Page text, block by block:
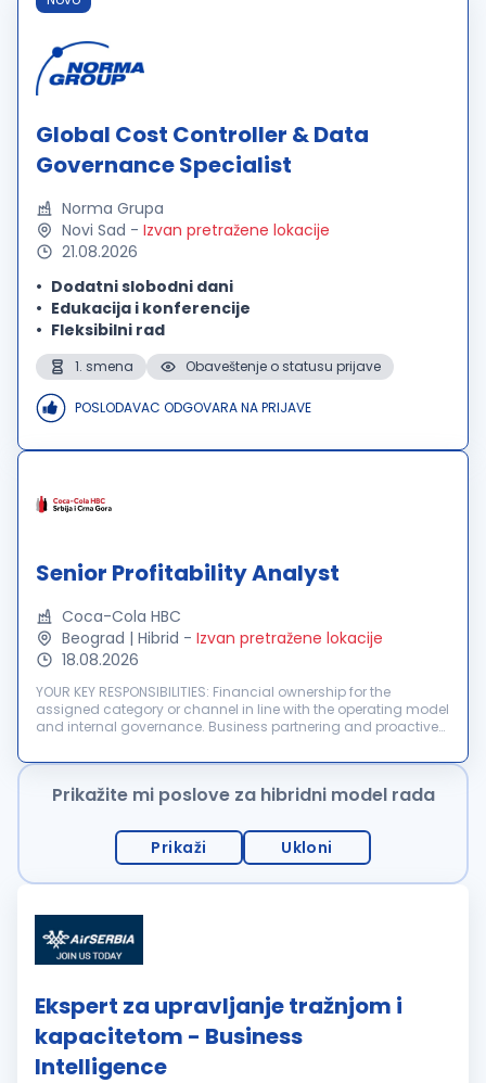
Global Cost Controller & Data
Governance Specialist
Norma Grupa
Novi Sad - Izvan pretražene lokacije
21.08.2026
Dodatni slobodni dani
Edukacija i konferencije
Fleksibilni rad
1. smena Obaveštenje o statusu prijave
POSLODAVAC ODGOVARA NA PRIJAVE
Senior Profitability Analyst
Coca-Cola HBC
Beograd | Hibrid - Izvan pretražene lokacije
18.08.2026
YOUR KEY RESPONSIBILITIES: Financial ownership for the
assigned category or channel in line with the operating model
and internal governance. Business partnering and proactive
budgets, financia...
Prikažite mi poslove za hibridni model rada
Prikaži Ukloni
Ekspert za upravljanje tražnjom i
kapacitetom - Business
Intelligence